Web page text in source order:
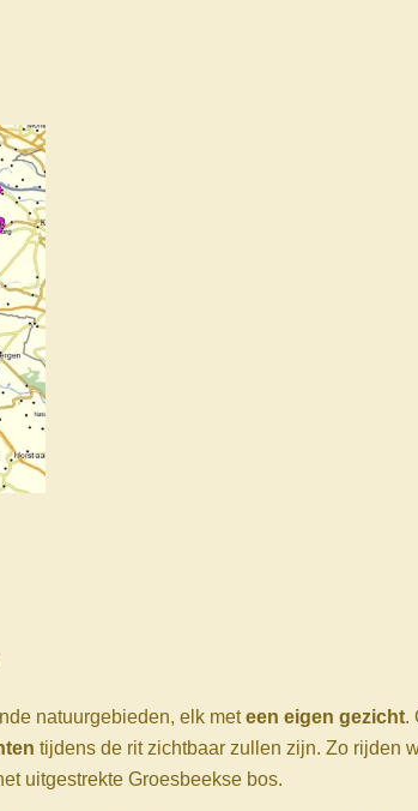
natuurgebieden, elk met een eigen gezicht.
tijdens de rit zichtbaar zullen zijn. Zo rijden
uitgestrekte Groesbeekse bos.